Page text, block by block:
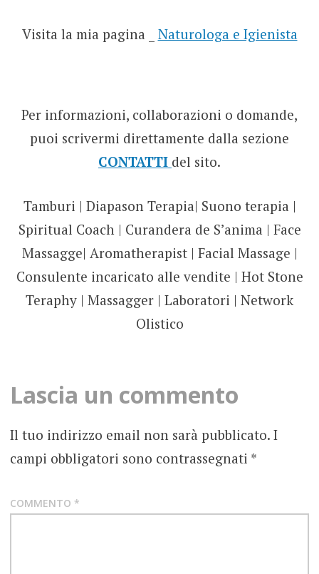
Visita la mia pagina _ Naturologa e Igienista
Per informazioni, collaborazioni o domande,
puoi scrivermi direttamente dalla sezione
CONTATTI del sito.
Tamburi | Diapason Terapia| Suono terapia |
Spiritual Coach | Curandera de S’anima | Face
Massagge| Aromatherapist | Facial Massage |
Consulente incaricato alle vendite | Hot Stone
Teraphy | Massagger | Laboratori | Network
Olistico
Lascia un commento
Il tuo indirizzo email non sarà pubblicato. I
campi obbligatori sono contrassegnati *
COMMENTO *